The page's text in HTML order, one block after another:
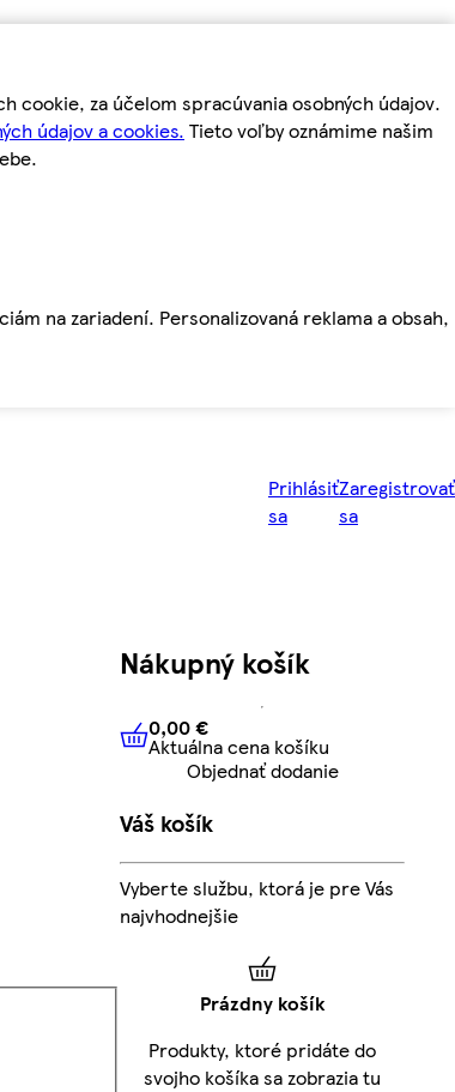
cookie, za účelom spracúvania osobných údajov.
údajov a cookies. Tieto voľby oznámime našim
na zariadení. Personalizovaná reklama a obsah,
Prihlásiť
sa
Zaregistrovať
sa
Nákupný košík
0,00 € Aktuálna cena košíku
0,00 €
Aktuálna cena košíku
Objednať dodanie
Váš košík
Vyberte službu, ktorá je pre Vás
najvhodnejšie
Prázdny košík
Produkty, ktoré pridáte do
svojho košíka sa zobrazia tu